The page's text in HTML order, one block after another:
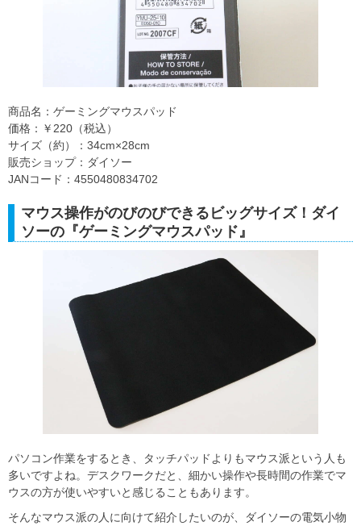
商品名：ゲーミングマウスパッド
価格：￥220（税込）
サイズ（約）：34cm×28cm
販売ショップ：ダイソー
JANコード：4550480834702
マウス操作がのびのびできるビッグサイズ！ダイ
ソーの『ゲーミングマウスパッド』
パソコン作業をするとき、タッチパッドよりもマウス派という人も
多いですよね。デスクワークだと、細かい操作や長時間の作業でマ
ウスの方が使いやすいと感じることもあります。
そんなマウス派の人に向けて紹介したいのが、ダイソーの電気小物